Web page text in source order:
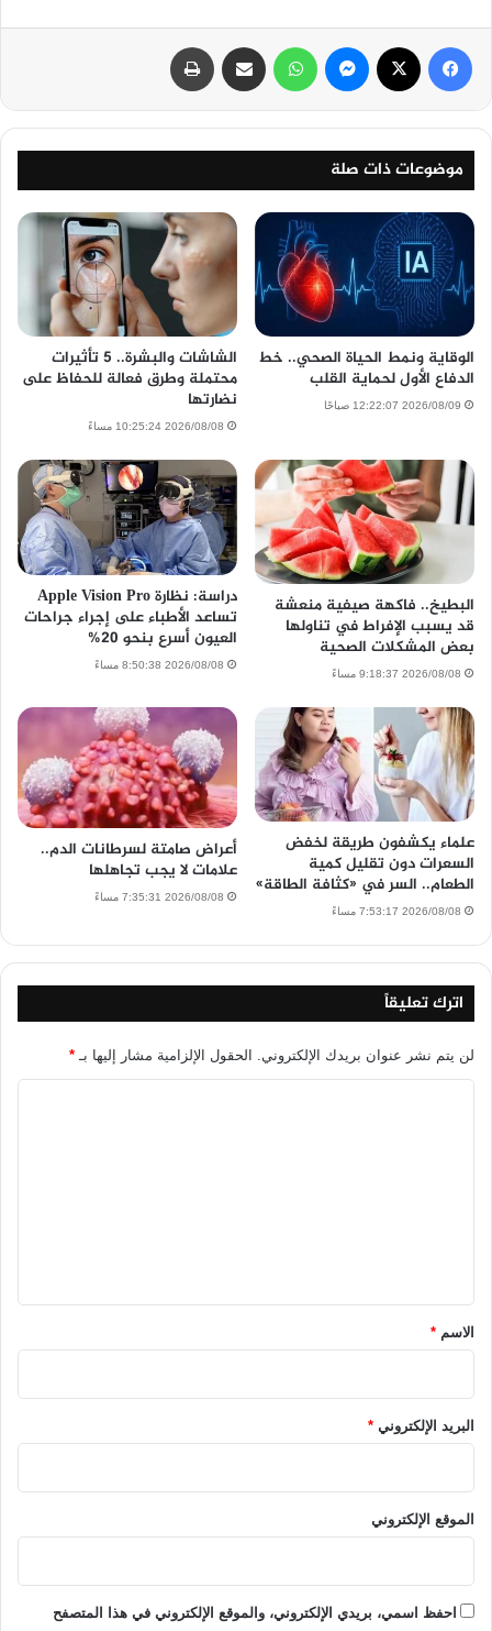
فيسبوك ماسنجر واتساب مشاركة عبر البريد
موضوعات ذات صلة
الوقاية ونمط الحياة الصحي.. خط
الدفاع الأول لحماية القلب
2026/08/09 12:22:07 صباحًا
الشاشات والبشرة.. 5 تأثيرات
محتملة وطرق فعالة للحفاظ على
نضارتها
2026/08/08 10:25:24 مساءً
البطيخ.. فاكهة صيفية منعشة
قد يسبب الإفراط في تناولها
بعض المشكلات الصحية
2026/08/08 9:18:37 مساءً
دراسة: نظارة Apple Vision Pro
تساعد الأطباء على إجراء جراحات
العيون أسرع بنحو 20%
2026/08/08 8:50:38 مساءً
علماء يكشفون طريقة لخفض
السعرات دون تقليل كمية
الطعام.. السر في «كثافة الطاقة»
2026/08/08 7:53:17 مساءً
أعراض صامتة لسرطانات الدم..
علامات لا يجب تجاهلها
2026/08/08 7:35:31 مساءً
اترك تعليقاً
لن يتم نشر عنوان بريدك الإلكتروني. الحقول الإلزامية مشار إليها بـ *
*الاسم *
البريد الإلكتروني *
الموقع الإلكتروني
احفظ اسمي، بريدي الإلكتروني، والموقع الإلكتروني في هذا المتصفح